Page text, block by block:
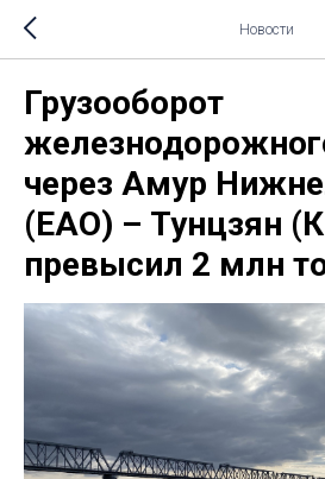
Новости
Грузооборот
через Амур
(ЕАО) – Тунцзян
превысил 2 млн